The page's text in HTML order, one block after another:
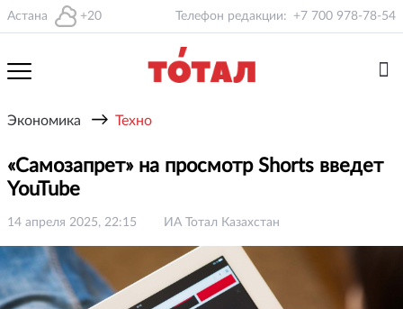
Астана +20 Телефон редакции: +7 700 978-78-54
Экономика → Техно
«Самозапрет» на просмотр Shorts введет
YouTube
14 апреля 2025, 22:15 ИА Тотал Казахстан